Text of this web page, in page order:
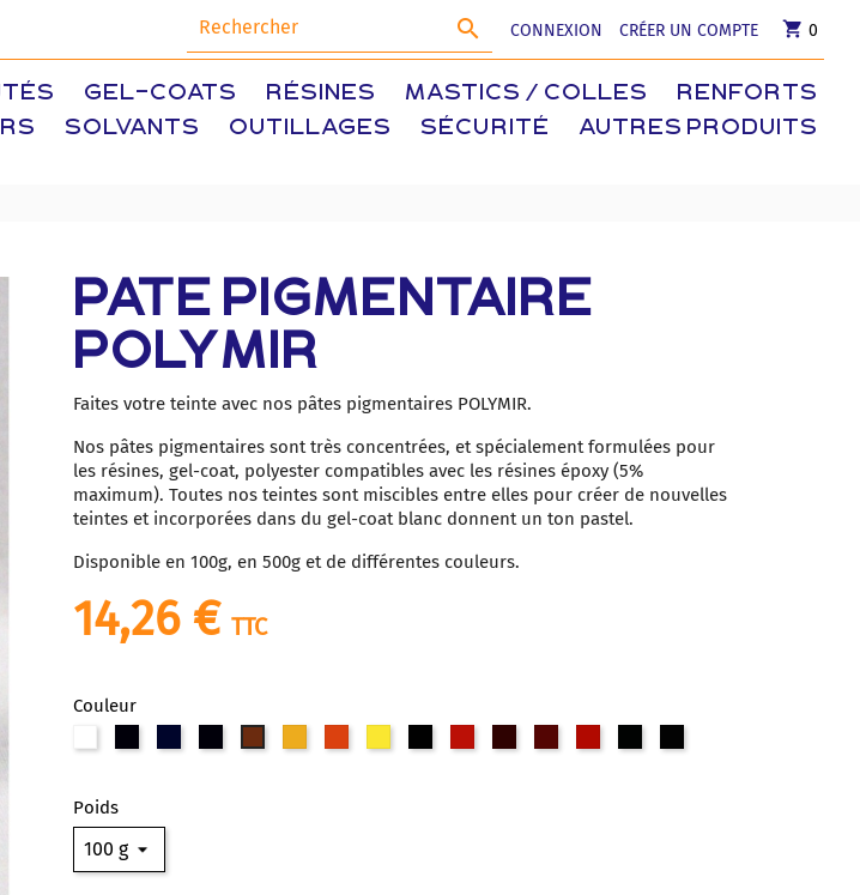
 CONNEXION CRÉER UN COMPTE shopping_cart 0
GEL-COATS RÉSINES MASTICS / COLLES
RENFORTS
SOLVANTS OUTILLAGES SÉCURITÉ AUTRES PRODUITS
PATE PIGMENTAIRE
POLYMIR
Faites votre teinte avec nos pâtes pigmentaires POLYMIR.
Nos pâtes pigmentaires sont très concentrées, et spécialement formulées pour
les résines, gel-coat, polyester compatibles avec les résines époxy (5%
maximum). Toutes nos teintes sont miscibles entre elles pour créer de nouvelles
teintes et incorporées dans du gel-coat blanc donnent un ton pastel.
Disponible en 100g, en 500g et de différentes couleurs.
14,26 € TTC
Couleur
Poids